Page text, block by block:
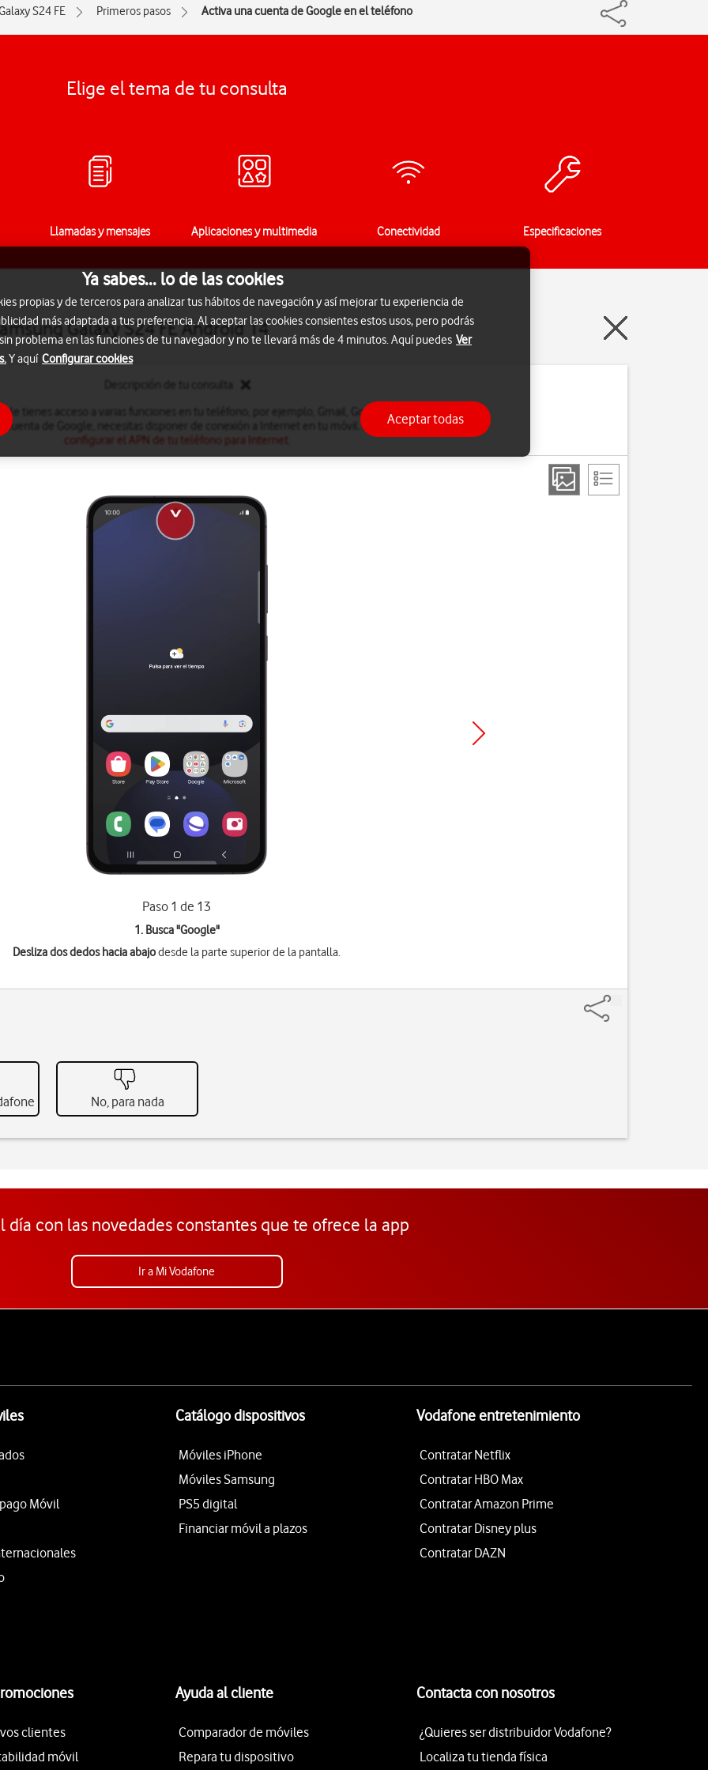
S24 FE Primeros pasos Activa una cuenta de Google en el teléfono
Elige el tema de tu consulta
Llamadas y mensajes Aplicaciones y multimedia Conectividad Especificaciones
Galaxy S24 FE Android 14
tienes acceso a varias funciones en tu teléfono, por ejemplo, Gmail, Google Play y Google+.
cuenta de Google, necesitas disponer de conexión a Internet en tu móvil. Si no tienes, puedes
configurar el APN de tu teléfono para Internet
Paso 1 de 13
1. Busca "Google"
Desliza dos dedos hacia abajodesde la parte superior de la pantalla.
No, para nada
día con las novedades constantes que te ofrece la app
Ir a Mi Vodafone
Móvil
Catálogo dispositivos
Móviles iPhone
Móviles Samsung
PS5 digital
Financiar móvil a plazos
Vodafone entretenimiento
Contratar Netflix
Contratar HBO Max
Contratar Amazon Prime
Contratar Disney plus
Contratar DAZN
clientes
móvil
Ayuda al cliente
Comparador de móviles
Repara tu dispositivo
Contacta con nosotros
¿Quieres ser distribuidor Vodafone?
Localiza tu tienda física
Ya sabes... lo de las cookies
propias y de terceros para analizar tus hábitos de navegación y así mejorar tu experiencia de
más adaptada a tus preferencia. Al aceptar las cookies consientes estos usos, pero podrás
problema en las funciones de tu navegador y no te llevará más de 4 minutos. Aquí puedes Ver
Y aquí Configurar cookies
Aceptar todas